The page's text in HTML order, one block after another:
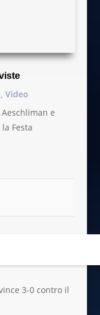
, Video
e
Festa
3-0 contro il